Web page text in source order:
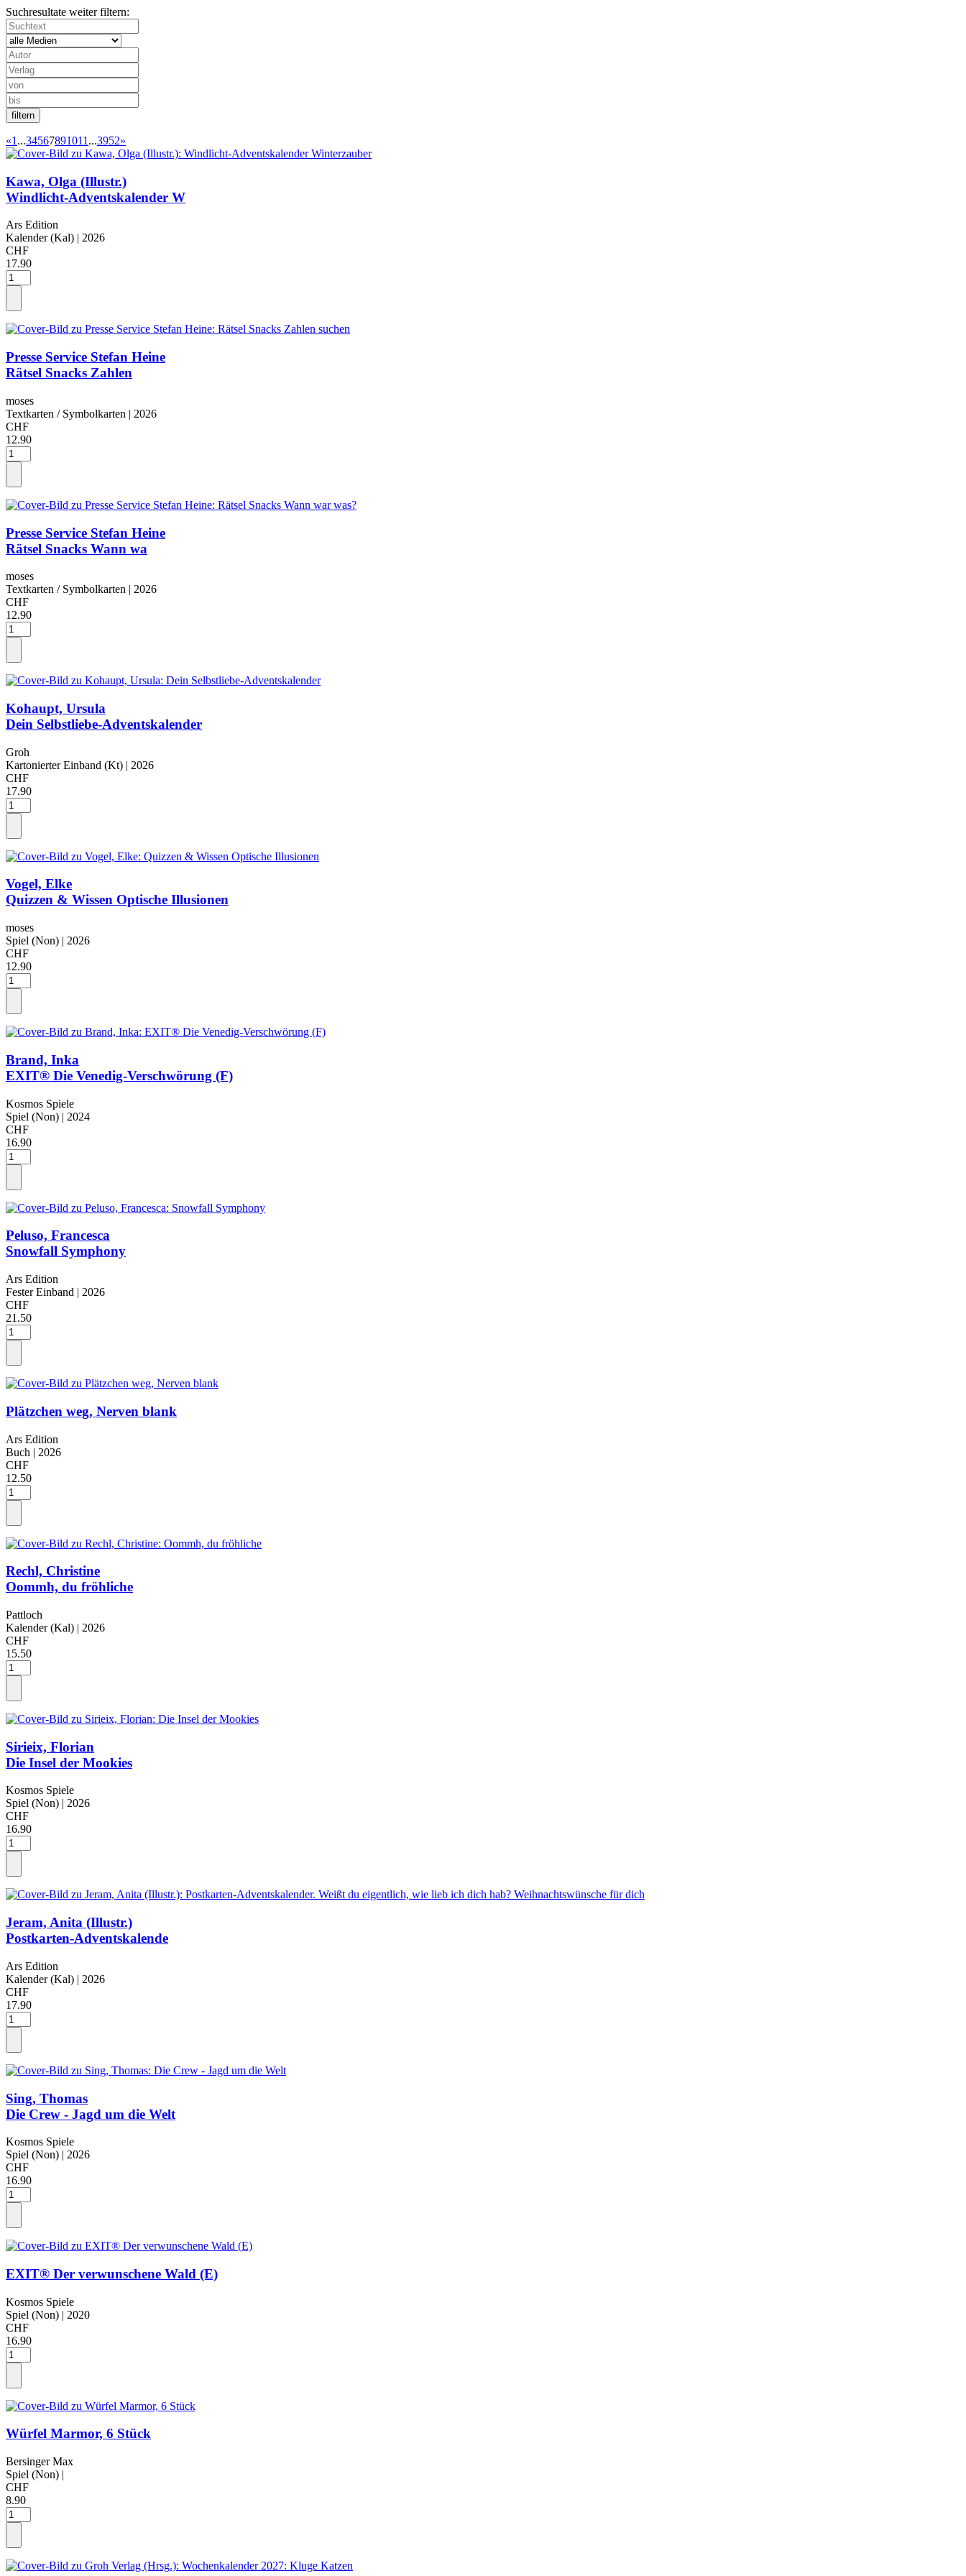
Suchresultate weiter filtern:
«1 ...34567891011 ...3952»
Kawa, Olga (Illustr.)
Windlicht-Adventskalender W
Ars Edition
Kalender (Kal) | 2026
CHF
17.90
Presse Service Stefan Heine
Rätsel Snacks Zahlen
moses
Textkarten / Symbolkarten | 2026
CHF
12.90
Presse Service Stefan Heine
Rätsel Snacks Wann wa
moses
Textkarten / Symbolkarten | 2026
CHF
12.90
Kohaupt, Ursula
Dein Selbstliebe-Adventskalender
Groh
Kartonierter Einband (Kt) | 2026
CHF
17.90
Vogel, Elke
Quizzen & Wissen Optische Illusionen
moses
Spiel (Non) | 2026
CHF
12.90
Brand, Inka
EXIT® Die Venedig-Verschwörung (F)
Kosmos Spiele
Spiel (Non) | 2024
CHF
16.90
Peluso, Francesca
Snowfall Symphony
Ars Edition
Fester Einband | 2026
CHF
21.50
Plätzchen weg, Nerven blank
Ars Edition
Buch | 2026
CHF
12.50
Rechl, Christine
Oommh, du fröhliche
Pattloch
Kalender (Kal) | 2026
CHF
15.50
Sirieix, Florian
Die Insel der Mookies
Kosmos Spiele
Spiel (Non) | 2026
CHF
16.90
Jeram, Anita (Illustr.)
Postkarten-Adventskalende
Ars Edition
Kalender (Kal) | 2026
CHF
17.90
Sing, Thomas
Die Crew - Jagd um die Welt
Kosmos Spiele
Spiel (Non) | 2026
CHF
16.90
EXIT® Der verwunschene Wald (E)
Kosmos Spiele
Spiel (Non) | 2020
CHF
16.90
Würfel Marmor, 6 Stück
Bersinger Max
Spiel (Non) |
CHF
8.90